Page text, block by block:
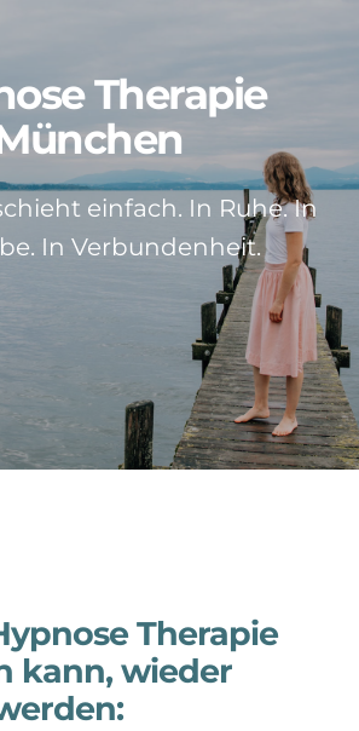
Neuigkeiten
Kontakt
Impressum
Therapie
einfach. In Ruhe. In
In Verbundenheit.
Therapie
kann, wieder